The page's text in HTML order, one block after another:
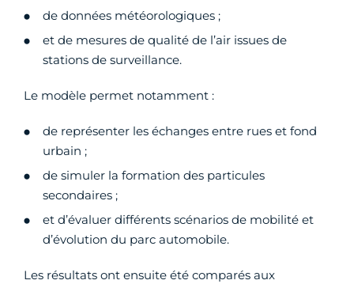
de données météorologiques ;
et de mesures de qualité de l’air issues de
stations de surveillance.
Le modèle permet notamment :
de représenter les échanges entre rues et fond
urbain ;
de simuler la formation des particules
secondaires ;
et d’évaluer différents scénarios de mobilité et
d’évolution du parc automobile.
Les résultats ont ensuite été comparés aux